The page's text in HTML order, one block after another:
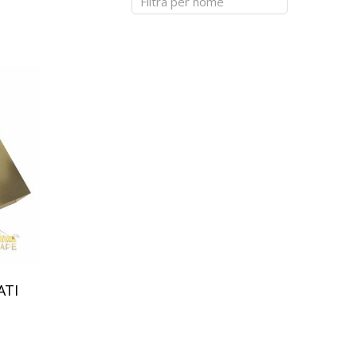
4 PIEGHE DA
COIBENTATI